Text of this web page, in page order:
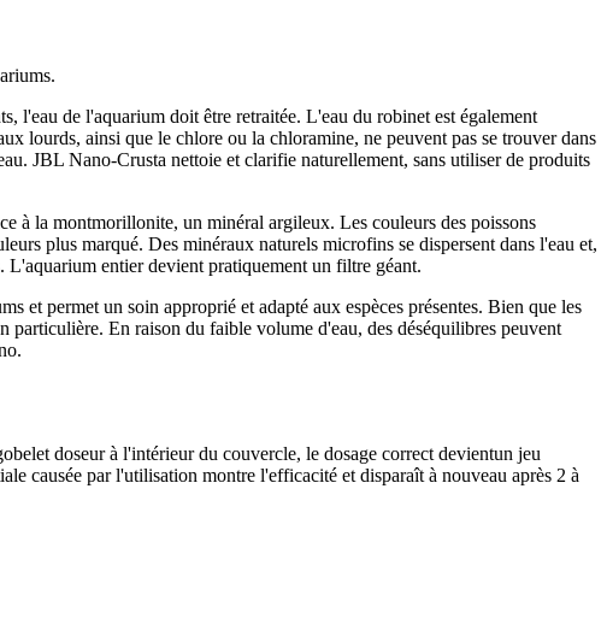
l'eau de l'aquarium doit être retraitée. L'eau du robinet est également
lourds, ainsi que le chlore ou la chloramine, ne peuvent pas se trouver dans
JBL Nano-Crusta nettoie et clarifie naturellement, sans utiliser de produits
à la montmorillonite, un minéral argileux. Les couleurs des poissons
plus marqué. Des minéraux naturels microfins se dispersent dans l'eau et,
L'aquarium entier devient pratiquement un filtre géant.
et permet un soin approprié et adapté aux espèces présentes. Bien que les
particulière. En raison du faible volume d'eau, des déséquilibres peuvent
doseur à l'intérieur du couvercle, le dosage correct devientun jeu
causée par l'utilisation montre l'efficacité et disparaît à nouveau après 2 à